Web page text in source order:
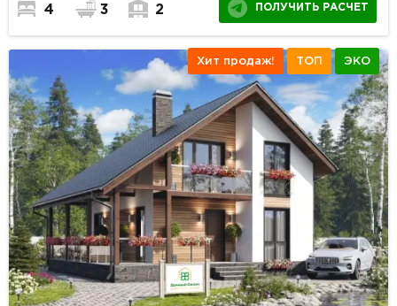
4 3 2 ПОЛУЧИТЬ РАСЧЕТ
Хит продаж! ТОП ЭКО